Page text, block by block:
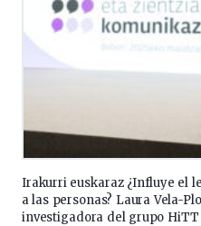
Irakurri euskaraz ¿Influye el
a las personas? Laura Vela-
investigadora del grupo